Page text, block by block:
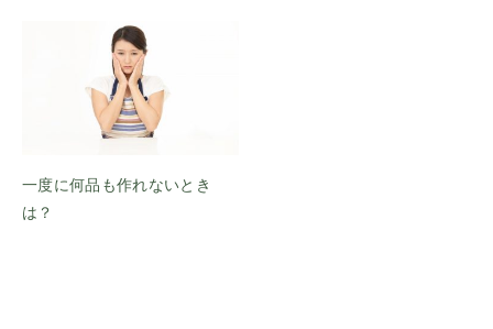
一度に何品も作れないとき
は？